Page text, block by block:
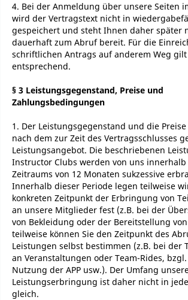
4. Bei der Anmeldung über unsere Seiten
wird der Vertragstext nicht in
gespeichert und steht Ihnen daher später
dauerhaft zum Abruf bereit. Für die
schriftlichen Antrags auf anderem Weg gilt
entsprechend.
§ 3 Leistungsgegenstand, Preise und
Zahlungsbedingungen
1. Der Leistungsgegenstand und die
nach dem zur Zeit des Vertragsschlusses
Leistungsangebot. Die beschriebenen
Instructor Clubs werden von uns innerhalb
Zeitraums von 12 Monaten sukzessive
Innerhalb dieser Periode legen teilweise
konkreten Zeitpunkt der Erbringung von
an unsere Mitglieder fest (z.B. bei der
von Bekleidung oder der Bereitstellung
teilweise können Sie den Zeitpunkt des
Leistungen selbst bestimmen (z.B. bei der
an Veranstaltungen oder Team-Rides,
Nutzung der APP usw.). Der Umfang
Leistungserbringung ist daher nicht in
gleich.